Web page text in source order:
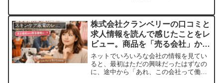
コミ今日、編集部が紹介したいのが
「OMRON クッ...
スキンケア家電のレビュー
株式会社クランベリーの口コミと
求人情報を読んで感じたことをレ
ビュー。商品を「売る会社」から
「作る会社」へ進もうとしている
空気が見えて、ちょっと気になっ
てしまった話
ネットでいろいろな会社の情報を見てい
ると、最初はただの興味だったはずなの
に、途中から「あれ、この会社って働く